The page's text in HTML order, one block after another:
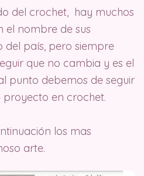
del crochet, hay muchos
el nombre de sus
del país, pero siempre
que no cambia y es el
punto debemos de seguir
en crochet.
los mas
arte.